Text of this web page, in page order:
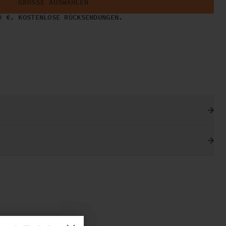
GRÖSSE AUSWÄHLEN
€. KOSTENLOSE RÜCKSENDUNGEN.